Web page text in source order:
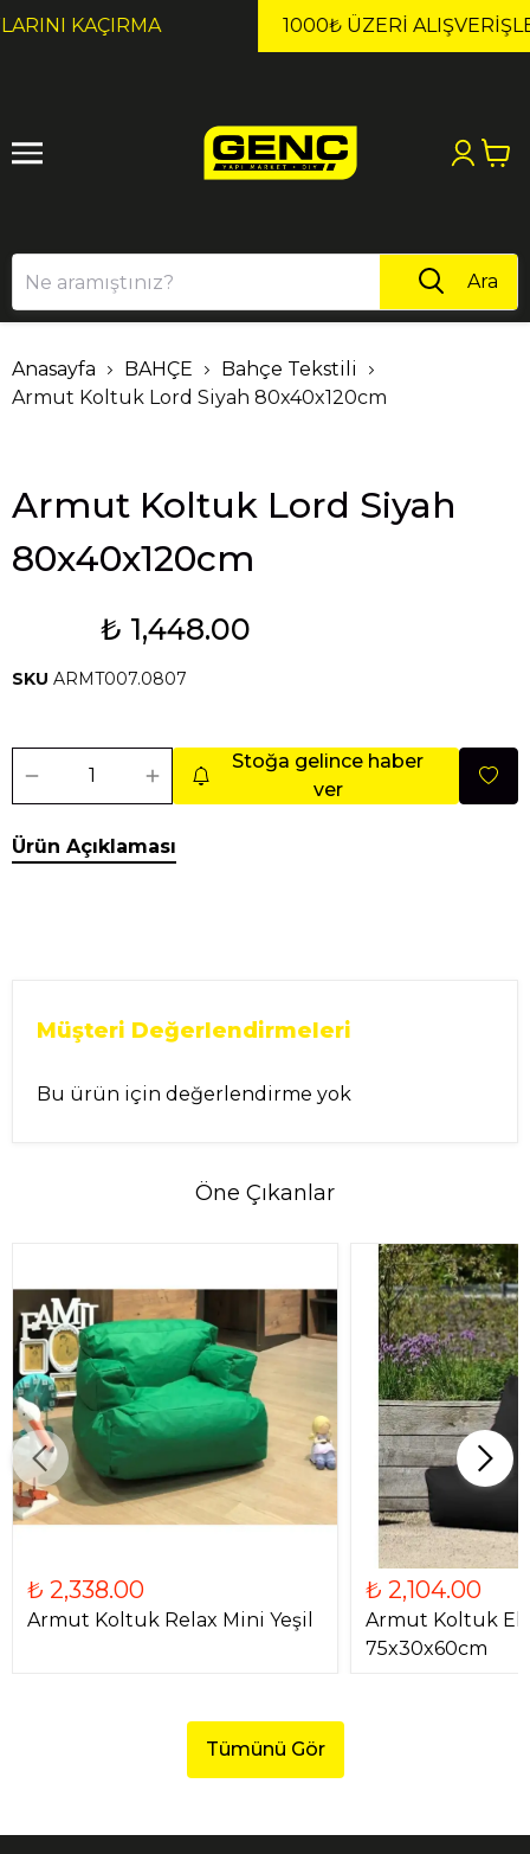
1000₺ ÜZERI ALIŞVERIŞLERDE KARGO ÜCRETSİZ!
2
Ara
Anasayfa BAHÇE
Bahçe Tekstili
Armut Koltuk Lord Siyah 80x40x120cm
Armut Koltuk Lord Siyah
80x40x120cm
₺ 1,448.00
SKU ARMT007.0807
Stoğa gelince haber
ver
Ürün Açıklaması
Müşteri Değerlendirmeleri
Bu ürün için değerlendirme yok
Öne Çıkanlar
₺ 2,338.00
Armut Koltuk Relax Mini Yeşil
₺ 2,104.00
Armut Koltuk
75x30x60cm
Tümünü Gör